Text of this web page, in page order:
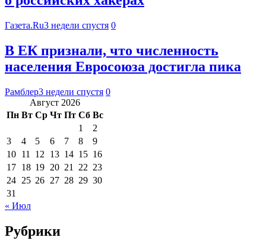
Газета.Ru3 недели спустя 0
В ЕК признали, что численность
населения Евросоюза достигла пика
Рамблер3 недели спустя 0
Август 2026
Пн Вт Ср Чт Пт Сб Вс
1
2
3
4 5 6 7 8
9
10 11 12 13 14 15 16
17 18 19 20 21 22 23
24 25 26 27 28 29 30
31
« Июл
Рубрики